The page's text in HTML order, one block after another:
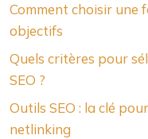
Comment choisir une
objectifs
Quels critères pour
SEO ?
Outils SEO : la clé
netlinking